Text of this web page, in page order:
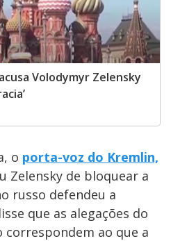
Volodymyr Zelensky
o porta-voz do Kremlin,
Zelensky de bloquear a
russo defendeu a
que as alegações do
ao que a